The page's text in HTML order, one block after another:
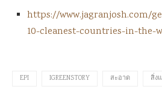
https://www.jagranjosh.com/
10-cleanest-countries-in-the-
EPI IGREENSTORY สะอาด สิ่ง